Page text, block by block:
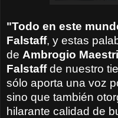
"Todo en este
Falstaff, y estas
de Ambrogio Maestri
Falstaff de nuestro
sólo aporta una voz
sino que también
hilarante calidad de